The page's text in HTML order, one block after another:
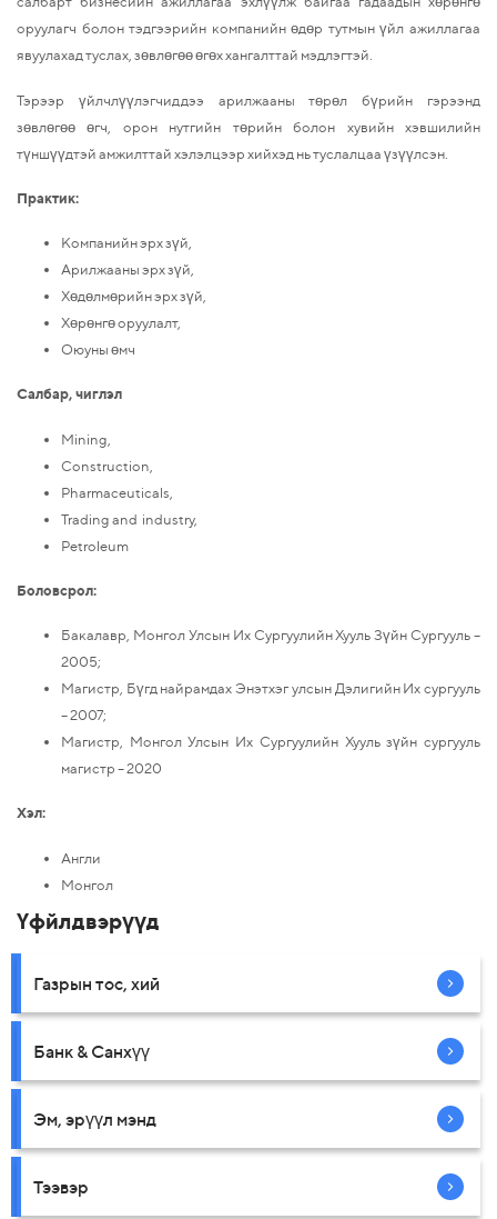
оруулагч болон тэдгээрийн компанийн өдөр тутмын үйл ажиллагаа
явуулахад туслах, зөвлөгөө өгөх хангалттай мэдлэгтэй.
Тэрээр үйлчлүүлэгчиддээ арилжааны төрөл бүрийн гэрээнд
зөвлөгөө өгч, орон нутгийн төрийн болон хувийн хэвшилийн
түншүүдтэй амжилттай хэлэлцээр хийхэд нь туслалцаа үзүүлсэн.
Практик:
Компанийн эрх зүй,
Арилжааны эрх зүй,
Хөдөлмөрийн эрх зүй,
Хөрөнгө оруулалт,
Оюуны өмч
Салбар, чиглэл
Mining,
Construction,
Pharmaceuticals,
Trading and industry,
Petroleum
Боловсрол:
Бакалавр, Монгол Улсын Их Сургуулийн Хууль Зүйн Сургууль –
2005;
Магистр, Бүгд найрамдах Энэтхэг улсын Дэлигийн Их сургууль
– 2007;
Магистр, Монгол Улсын Их Сургуулийн Хууль зүйн сургууль
магистр – 2020
Хэл:
Англи
Монгол
Үфйлдвэрүүд
Газрын тос, хий
Банк & Санхүү
Эм, эрүүл мэнд
Тээвэр